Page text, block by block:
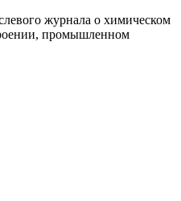
журнала о химическом
промышленном